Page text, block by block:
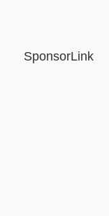
SponsorLink